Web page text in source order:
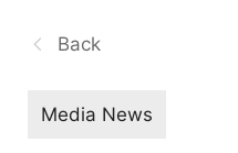
Back
Media News